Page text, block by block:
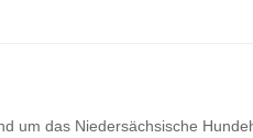
um das Niedersächsische